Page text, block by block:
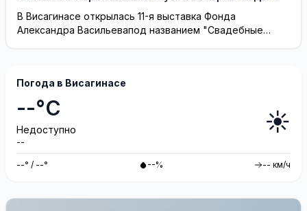
(видео)
В Висагинасе открылась 11-я выставка Фонда
Александра Васильевапод названием "Свадебные
Погода в Висагинасе
--°C
Недоступно
--
☀️
--° / --° --% -- км/ч